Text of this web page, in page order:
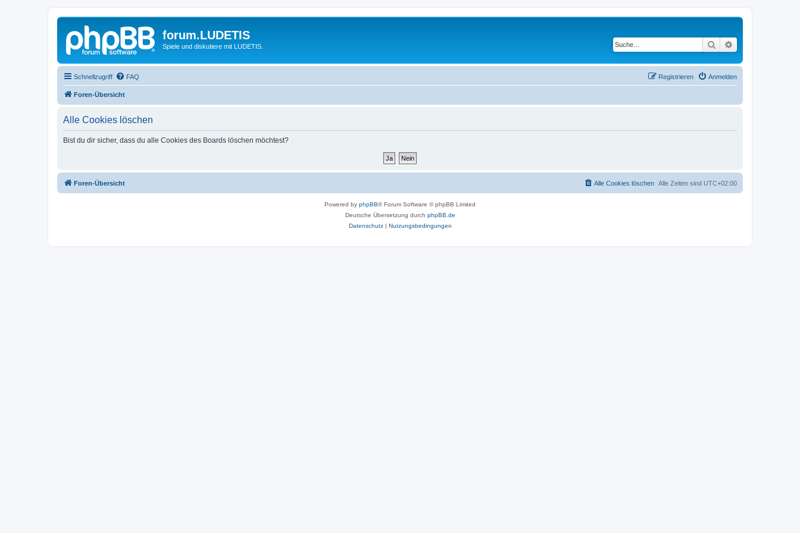
forum.LUDETIS
Spiele und diskutiere mit LUDETIS. Suche
Schnellzugriff FAQ Anmelden
Registrieren
Foren-Übersicht
Alle Cookies löschen
Bist du dir sicher, dass du alle Cookies des Boards löschen möchtest?
Foren-Übersicht Alle Zeiten sind UTC+02:00
Alle Cookies löschen
Powered by phpBB® Forum Software © phpBB Limited
Deutsche Übersetzung durch phpBB.de
Datenschutz| Nutzungsbedingungen